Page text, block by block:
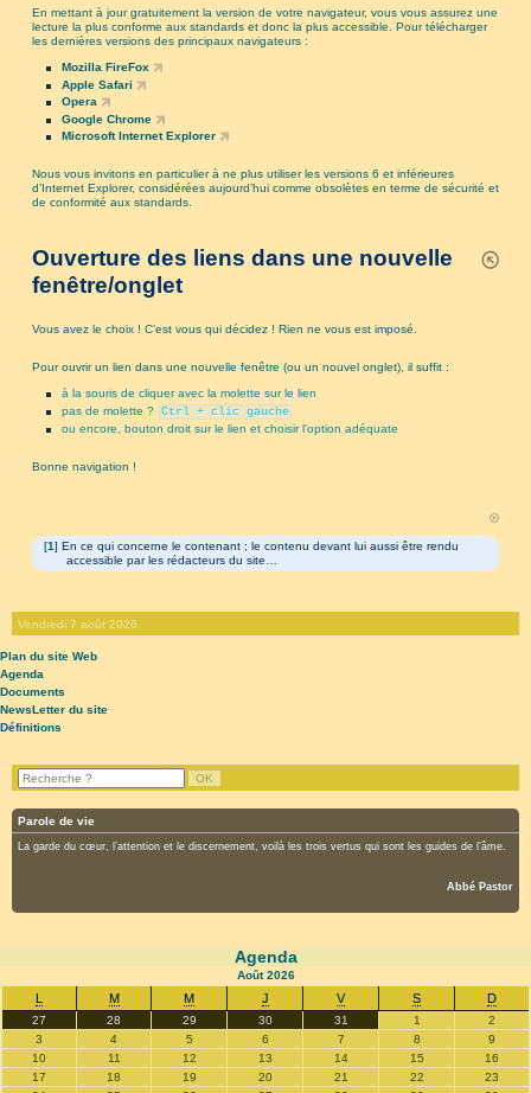
En mettant à jour gratuitement la version de votre navigateur, vous vous assurez une
lecture la plus conforme aux standards et donc la plus accessible. Pour télécharger
les dernières versions des principaux navigateurs :
Mozilla FireFox
Apple Safari
Opera
Google Chrome
Microsoft Internet Explorer
Nous vous invitons en particulier à ne plus utiliser les versions 6 et inférieures
d’Internet Explorer, considérées aujourd’hui comme obsolètes en terme de sécurité et
de conformité aux standards.
Ouverture des liens dans une nouvelle
fenêtre/onglet
Vous avez le choix ! C’est vous qui décidez ! Rien ne vous est imposé.
Pour ouvrir un lien dans une nouvelle fenêtre (ou un nouvel onglet), il suffit :
à la souris de cliquer avec la molette sur le lien
pas de molette ? Ctrl + clic gauche
ou encore, bouton droit sur le lien et choisir l’option adéquate
Bonne navigation !
[1] En ce qui concerne le contenant ; le contenu devant lui aussi être rendu
accessible par les rédacteurs du site…
Vendredi 7 août 2026
Plan du site Web
Agenda
Documents
NewsLetter du site
Définitions
Parole de vie
La garde du cœur, l’attention et le discernement, voilà les trois vertus qui sont les guides de l’âme.
Abbé Pastor
Agenda
Août2026
M M J V S D
27 28 29 30 31 1
2
3
4 5 6 7 8
9
10
11 12 13 14 15
16
17
18 19 20 21 22
23